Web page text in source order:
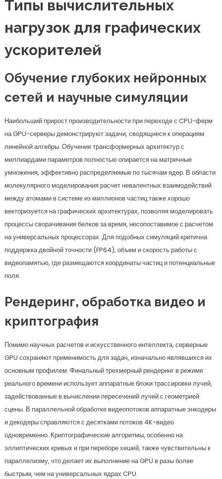
Типы вычислительных
нагрузок для графических
ускорителей
Обучение глубоких нейронных
сетей и научные симуляции
Наибольший прирост производительности при переходе с CPU-ферм
на GPU-серверы демонстрируют задачи, сводящиеся к операциям
линейной алгебры. Обучение трансформерных архитектур с
миллиардами параметров полностью опирается на матричные
умножения, эффективно распределяемые по тысячам ядер. В области
молекулярного моделирования расчет невалентных взаимодействий
между атомами в системе из миллионов частиц также хорошо
векторизуется на графических архитектурах, позволяя моделировать
процессы сворачивания белков за время, несопоставимое с расчетом
на универсальных процессорах. Для подобных симуляций критична
поддержка двойной точности (FP64), объем и скорость работы с
видеопамятью, где размещаются координаты частиц и потенциальные
поля.
Рендеринг, обработка видео и
криптография
Помимо научных расчетов и искусственного интеллекта, серверные
GPU сохраняют применимость для задач, изначально являвшихся их
основным профилем. Финальный трехмерный рендеринг в режиме
реального времени использует аппаратные блоки трассировки лучей,
задействованные в вычислении пересечений лучей с геометрией
сцены. В параллельной обработке видеопотоков аппаратные энкодеры
и декодеры справляются с десятками потоков 4K-видео
одновременно. Криптографические алгоритмы, особенно на
эллиптических кривых и при переборе хешей, также чувствительны к
параллелизму, что делает их выполнение на GPU в разы более
быстрым, чем на универсальных ядрах CPU.